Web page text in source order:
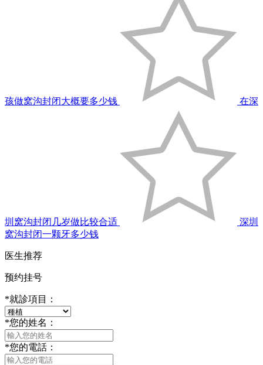
孩做窝沟封闭大概要多少钱 在深
圳窝沟封闭几岁做比较合适
深圳
窝沟封闭一颗牙多少钱
医生推荐
预约挂号
*就診項目：
*您的姓名：
*您的電話：